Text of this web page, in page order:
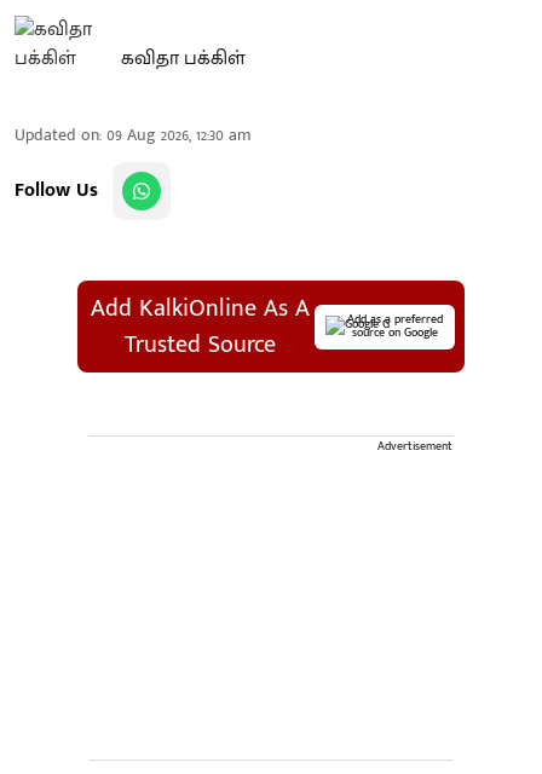
கவிதா பக்கிள்
Updated on:09 Aug 2026, 12:30 am
Follow Us
Add KalkiOnline As A
Trusted Source
Add as a preferred
source on Google
Advertisement